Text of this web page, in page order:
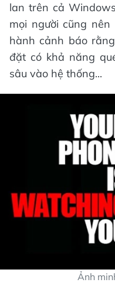
lan trên cả
mọi người cũng
hành cảnh báo
đặt có khả năng
sâu vào hệ thống...
Ảnh